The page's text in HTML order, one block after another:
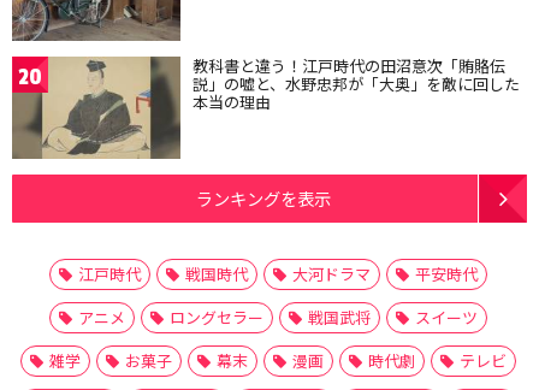
20 教科書と違う！江戸時代の田沼意次「賄賂伝
説」の嘘と、水野忠邦が「大奥」を敵に回した
本当の理由
ランキングを表示
江戸時代 戦国時代 大河ドラマ
平安時代
アニメ
ロングセラー 戦国武将
スイーツ
雑学
お菓子 幕末 漫画 時代劇
テレビ